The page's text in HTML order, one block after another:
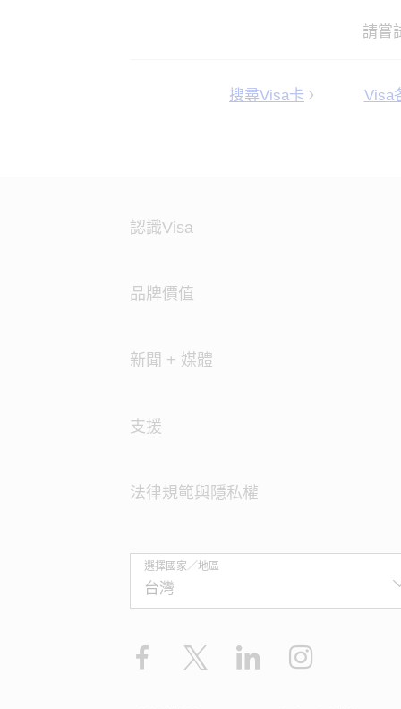
請嘗
搜尋Visa卡 Visa
認識Visa
品牌價值
新聞 + 媒體
支援
法律規範與隱私權
選擇國家／地區
Facebook LinkedIn